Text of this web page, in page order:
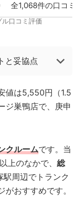
全1,068件の口コミ
口コミ評価
と妥協点
値は5,550円（1.5
ジ巣鴨店で、庚申
クルームです。当
上のなかで、 総
駅周辺でトランク
おすすめです。